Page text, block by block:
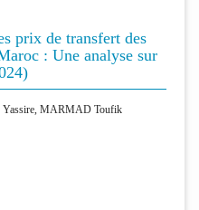
prix de transfert des
: Une analyse sur
MARMAD Toufik